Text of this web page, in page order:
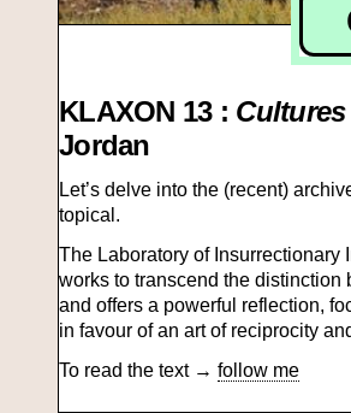
KLAXON 13 :
Jordan
Let’s delve into the (recent)
topical.
The Laboratory of Insurrectionary
works to transcend the distinction
and offers a powerful reflection,
in favour of an art of reciprocity
To read the text → follow me